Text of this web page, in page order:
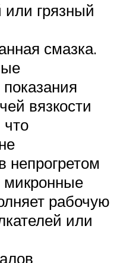
грязный
смазка.
вязкости
что
непрогретом
микронные
рабочую
или